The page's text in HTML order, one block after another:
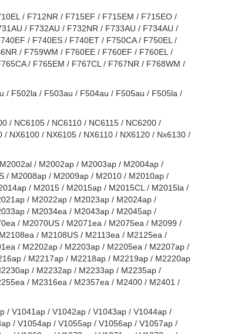
/ F712NR / F715EF / F715EM / F715EO /
/ F732AU / F732NR / F733AU / F734AU /
/ F740ES / F740ET / F750CA / F750EL /
/ F759WM / F760EE / F760EF / F760EL /
/ F765EM / F767CL / F767NR / F768WM /
/ F502la / F503au / F504au / F505au / F505la /
/ NC6105 / NC6110 / NC6115 / NC6200 /
NX6100 / NX6105 / NX6110 / NX6120 / Nx6130 /
/ M2002ap / M2003ap / M2004ap /
/ M2008ap / M2009ap / M2010 / M2010ap /
/ M2015 / M2015ap / M2015CL / M2015la /
/ M2022ap / M2023ap / M2024ap /
/ M2034ea / M2043ap / M2045ap /
/ M2070US / M2071ea / M2075ea / M2099 /
/ M2108US / M2113ea / M2125ea /
/ M2202ap / M2203ap / M2205ea / M2207ap /
/ M2217ap / M2218ap / M2219ap / M2220ap
/ M2232ap / M2233ap / M2235ap /
/ M2316ea / M2357ea / M2400 / M2401 /
/ V1041ap / V1042ap / V1043ap / V1044ap /
/ V1054ap / V1055ap / V1056ap / V1057ap /